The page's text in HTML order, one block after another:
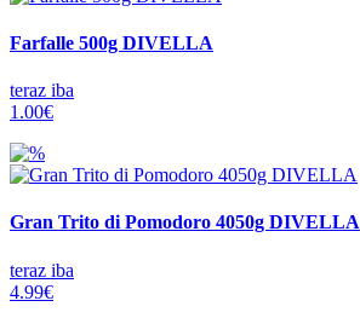
Farfalle 500g DIVELLA
teraz iba
1.00€
Gran Trito di Pomodoro 4050g DIVELLA
teraz iba
4.99€